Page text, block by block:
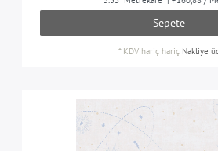
Sepete
* KDV hariç hariç Nakliye